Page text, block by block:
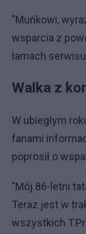
"Muńkowi,
wsparcia z
łamach
Walka z
W ubiegłym
fanami
poprosił o
"Mój 86-letni
Teraz jest w
wszystkich